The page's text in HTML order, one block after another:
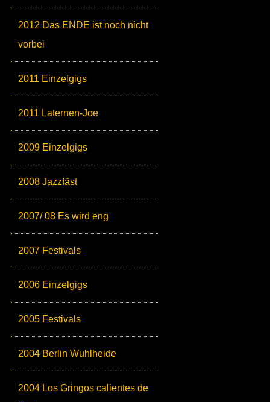
2012 Das ENDE ist noch nicht
vorbei
2011 Einzelgigs
2011 Laternen-Joe
2009 Einzelgigs
2008 Jazzfäst
2007/ 08 Es wird eng
2007 Festivals
2006 Einzelgigs
2005 Festivals
2004 Berlin Wuhlheide
2004 Los Gringos calientes de